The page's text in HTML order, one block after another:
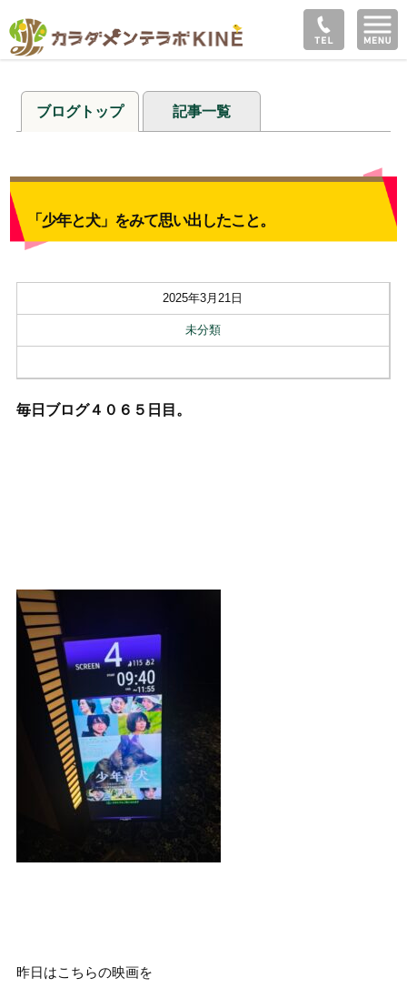
ブログトップ 記事一覧
「少年と犬」をみて思い出したこと。
2025年3月21日
未分類
毎日ブログ４０６５ 日目。
昨日はこちらの映画を